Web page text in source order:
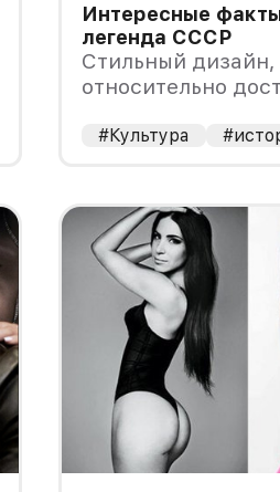
Интересные
легенда СССР
Стильный дизайн,
относительно
#Культура